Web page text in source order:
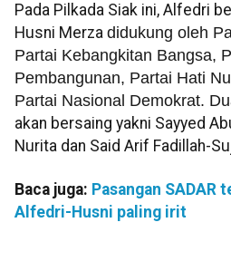
Pada Pilkada Siak ini, Alfedri
Husni Merza didukung oleh
Partai Kebangkitan Bangsa,
Pembangunan, Partai Hati
Partai Nasional Demokrat.
akan bersaing yakni Sayyed
Nurita dan Said Arif Fadillah-
Baca juga: Pasangan SADAR
Alfedri-Husni paling irit